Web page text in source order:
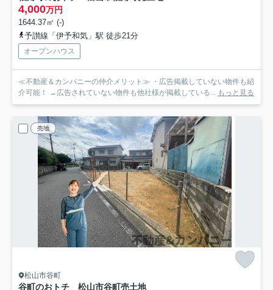
4,000万円
1644.37㎡ (-)
予讃線「伊予和気」駅 徒歩21分
オープンハウス
≪不動産＆カンパニーの仲介メリット≫ ・広告掲載していない物件も紹
介可能！ →広告されていない物件も他社様が掲載している...
もっと見る
売地
松山市谷町
谷町のおトチ 松山市谷町売土地